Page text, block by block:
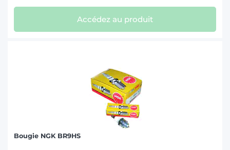
Accédez au produit
Bougie NGK BR9HS